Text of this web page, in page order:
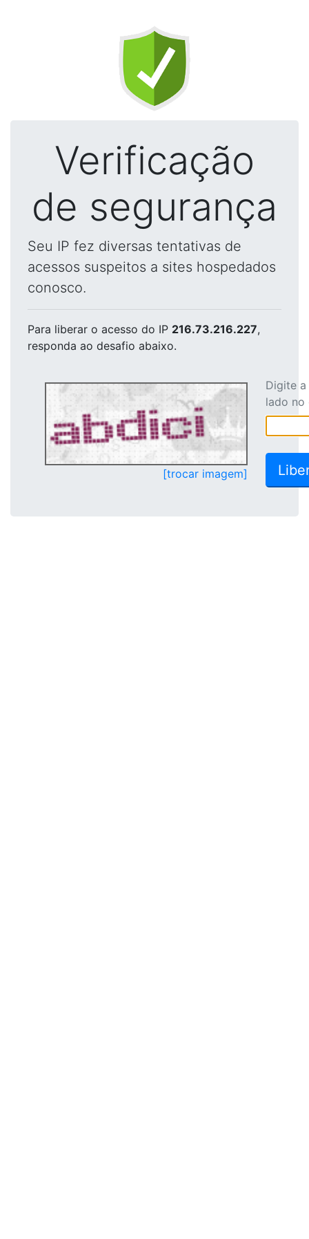
Verificação
de segurança
Seu IP fez diversas tentativas de
acessos suspeitos a sites hospedados
conosco.
Para liberar o acesso do IP 216.73.216.227,
responda ao desafio abaixo.
[trocar imagem]
Digite
lado no